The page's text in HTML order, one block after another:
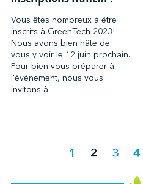
Vous êtes nombreux à être
inscrits à GreenTech 2023!
Nous avons bien hâte de
vous y voir le 12 juin prochain.
Pour bien vous préparer à
l'événement, nous vous
invitons à...
1 2 3 4